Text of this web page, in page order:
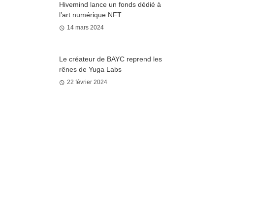
Hivemind lance un fonds dédié à
l’art numérique NFT
14 mars 2024
Le créateur de BAYC reprend les
rênes de Yuga Labs
22 février 2024